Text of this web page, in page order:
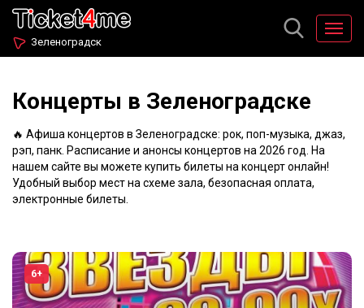
Зеленоградск
Концерты в Зеленоградске
🔥 Афиша концертов в Зеленоградске: рок, поп-музыка, джаз,
рэп, панк. Расписание и анонсы концертов на 2026 год. На
нашем сайте вы можете купить билеты на концерт онлайн!
Удобный выбор мест на схеме зала, безопасная оплата,
электронные билеты.
6+